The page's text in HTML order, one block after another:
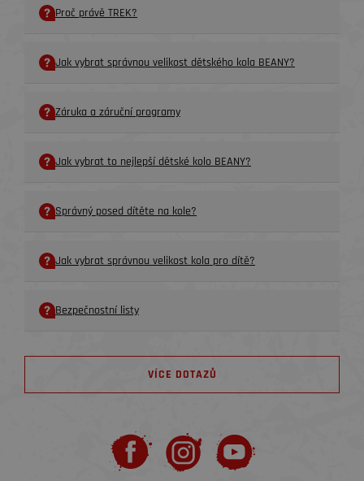
Proč právě TREK?
Jak vybrat správnou velikost dětského kola BEANY?
Záruka a záruční programy
Jak vybrat to nejlepší dětské kolo BEANY?
Správný posed dítěte na kole?
Jak vybrat správnou velikost kola pro dítě?
Bezpečnostní listy
VÍCE DOTAZŮ